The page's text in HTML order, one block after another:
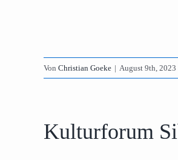
Von Christian Goeke | August 9th, 2023
Kulturforum